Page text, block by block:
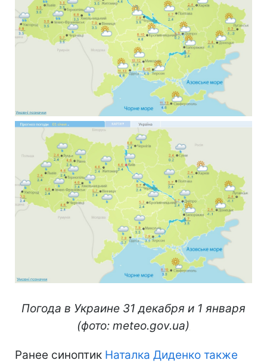
Погода в Украине 31 декабря и 1 января
(фото: meteo.gov.ua)
Ранее синоптик Наталка Диденко также